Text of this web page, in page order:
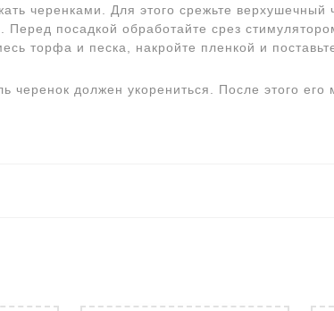
черенками. Для этого срежьте верхушечный
Перед посадкой обработайте срез
торфа и песка, накройте пленкой и
черенок должен укорениться. После этого его